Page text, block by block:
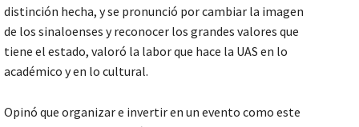
distinción hecha, y se pronunció por cambiar la imagen
de los sinaloenses y reconocer los grandes valores que
tiene el estado, valoró la labor que hace la UAS en lo
académico y en lo cultural.
Opinó que organizar e invertir en un evento como este